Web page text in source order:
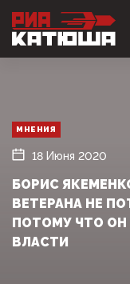
МНЕНИЯ
18 Июня 2020
БОРИС
ВЕТЕРАНА НЕ
ПОТОМУ ЧТО
ВЛАСТИ